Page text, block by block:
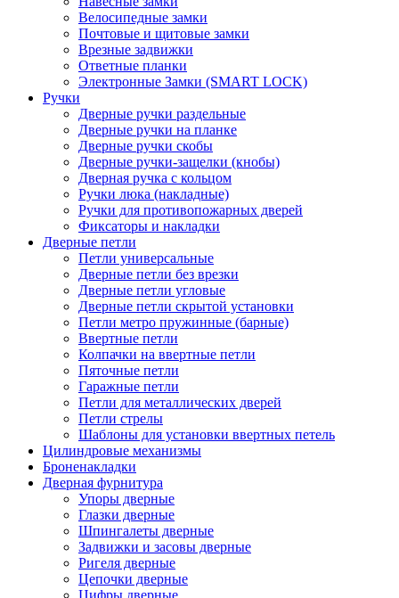
Велосипедные замки
Почтовые и щитовые замки
Врезные задвижки
Ответные планки
Электронные Замки (SMART LOCK)
Ручки
Дверные ручки раздельные
Дверные ручки на планке
Дверные ручки скобы
Дверные ручки-защелки (кнобы)
Дверная ручка с кольцом
Ручки люка (накладные)
Ручки для противопожарных дверей
Фиксаторы и накладки
Дверные петли
Петли универсальные
Дверные петли без врезки
Дверные петли угловые
Дверные петли скрытой установки
Петли метро пружинные (барные)
Ввертные петли
Колпачки на ввертные петли
Пяточные петли
Гаражные петли
Петли для металлических дверей
Петли стрелы
Шаблоны для установки ввертных петель
Цилиндровые механизмы
Броненакладки
Дверная фурнитура
Упоры дверные
Глазки дверные
Шпингалеты дверные
Задвижки и засовы дверные
Ригеля дверные
Цепочки дверные
Цифры дверные